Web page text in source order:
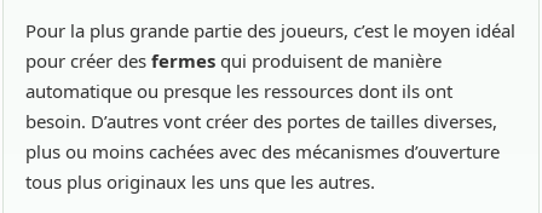
Pour la plus grande partie des joueurs, c’est le moyen idéal
pour créer des fermes qui produisent de manière
automatique ou presque les ressources dont ils ont
besoin. D’autres vont créer des portes de tailles diverses,
plus ou moins cachées avec des mécanismes d’ouverture
tous plus originaux les uns que les autres.